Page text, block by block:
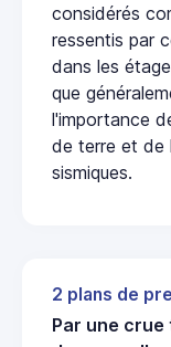
considérés
ressentis par
dans les
que
l'importance
de terre et de
sismiques.
2 plans de
Par une